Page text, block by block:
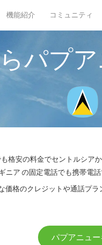
機能紹介 コミュニティ
パプ
格安の料金でセントルシア
ニア の固定電話でも携帯電
価格のクレジットや通話プ
パプアニュ